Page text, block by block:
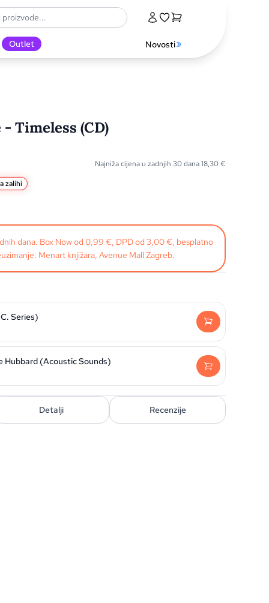
Outlet Novosti
Timeless (CD)
Najniža cijena u zadnjih 30 dana18,30€
zalihi
dana. Box Now od 0,99 €, DPD od 3,00 €, besplatno
Menart knjižara, Avenue Mall Zagreb.
Series)
Hubbard (Acoustic Sounds)
Detalji Recenzije